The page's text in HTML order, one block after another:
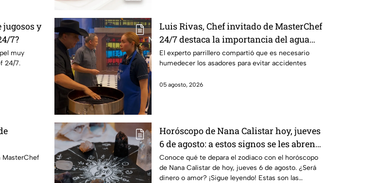
jugosos y
7?
muy
24/7.
Luis Rivas, Chef invitado de MasterChef
24/7 destaca la importancia del agua
para la preparación de cualquier asado
El experto parrillero compartió que es necesario
humedecer los asadores para evitar accidentes
05 agosto, 2026
MasterChef
Horóscopo de Nana Calistar hoy, jueves
6 de agosto: a estos signos se les abren
las puertas del dinero
Conoce qué te depara el zodiaco con el horóscopo
de Nana Calistar de hoy, jueves 6 de agosto. ¿Será
dinero o amor? ¡Sigue leyendo! Estas son las